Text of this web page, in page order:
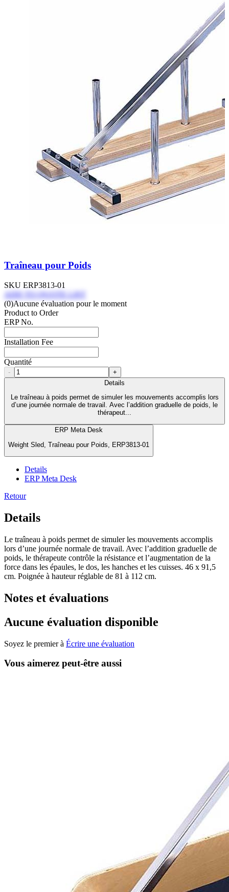
Traîneau pour Poids
SKU ERP3813-01
ADD TO QUOTE LIST
(0)Aucune évaluation pour le moment
Product to Order
ERP No.
Installation Fee
Quantité
-
+
Details
Le traîneau à poids permet de simuler les mouvements accomplis lors
d’une journée normale de travail. Avec l’addition graduelle de poids, le
thérapeut...
ERP Meta Desk
Weight Sled, Traîneau pour Poids, ERP3813-01
Details
ERP Meta Desk
Retour
Details
Le traîneau à poids permet de simuler les mouvements accomplis
lors d’une journée normale de travail. Avec l’addition graduelle de
poids, le thérapeute contrôle la résistance et l’augmentation de la
force dans les épaules, le dos, les hanches et les cuisses. 46 x 91,5
cm. Poignée à hauteur réglable de 81 à 112 cm.
Notes et évaluations
Aucune évaluation disponible
Soyez le premier à Écrire une évaluation
Vous aimerez peut-être aussi